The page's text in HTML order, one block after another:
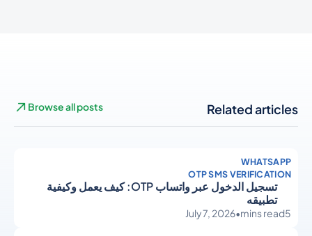
Related articles
Browse all posts
WHATSAPP
OTP SMS VERIFICATION
تسجيل الدخول عبر واتساب OTP: كيف يعمل وكيفية
تطبيقه
5
mins read
•
July 7, 2026